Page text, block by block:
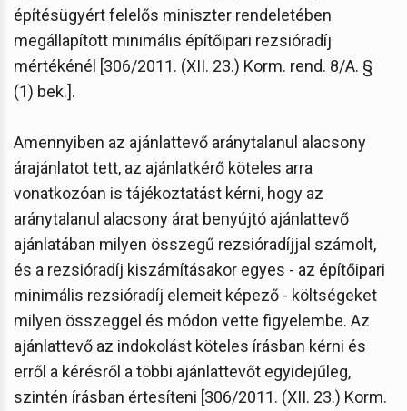
építésügyért felelős miniszter rendeletében
megállapított minimális építőipari rezsióradíj
mértékénél [306/2011. (XII. 23.) Korm. rend. 8/A. §
(1) bek.].
Amennyiben az ajánlattevő aránytalanul alacsony
árajánlatot tett, az ajánlatkérő köteles arra
vonatkozóan is tájékoztatást kérni, hogy az
aránytalanul alacsony árat benyújtó ajánlattevő
ajánlatában milyen összegű rezsióradíjjal számolt,
és a rezsióradíj kiszámításakor egyes - az építőipari
minimális rezsióradíj elemeit képező - költségeket
milyen összeggel és módon vette figyelembe. Az
ajánlattevő az indokolást köteles írásban kérni és
erről a kérésről a többi ajánlattevőt egyidejűleg,
szintén írásban értesíteni [306/2011. (XII. 23.) Korm.